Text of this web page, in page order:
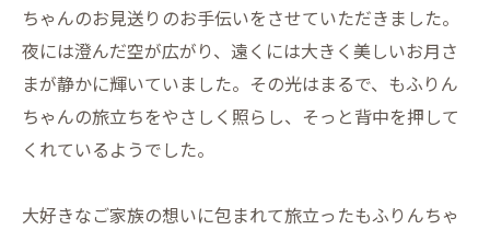
ちゃんのお見送りのお手伝いをさせていただきました。
夜には澄んだ空が広がり、遠くには大きく美しいお月さ
まが静かに輝いていました。その光はまるで、もふりん
ちゃんの旅立ちをやさしく照らし、そっと背中を押して
くれているようでした。
大好きなご家族の想いに包まれて旅立ったもふりんちゃ